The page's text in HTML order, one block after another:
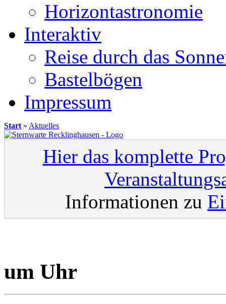
Horizontastronomie
Interaktiv
Reise durch das
Bastelbögen
Impressum
Start » Aktuelles
Hier das komplette
Informationen zu
um Uhr